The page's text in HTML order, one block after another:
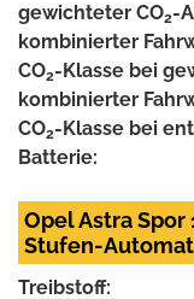
gewichteter CO2-
kombinierter
CO2-Klasse bei
kombinierter
CO2-Klasse bei
Batterie:
Opel Astra
Stufen-
Treibstoff: